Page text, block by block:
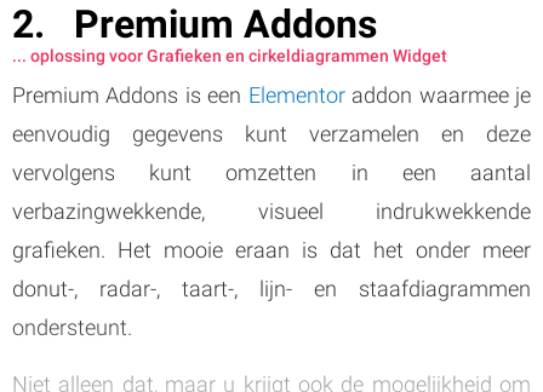
Premium Addons
... oplossing voor Grafieken en cirkeldiagrammen Widget
Premium Addons is een Elementoraddon waarmee je
eenvoudig gegevens kunt verzamelen en deze
vervolgens kunt omzetten in een aantal
verbazingwekkende, visueel indrukwekkende
grafieken. Het mooie eraan is dat het onder meer
donut-, radar-, taart-, lijn- en staafdiagrammen
ondersteunt.
Niet alleen dat, maar u krijgt ook de mogelijkheid om